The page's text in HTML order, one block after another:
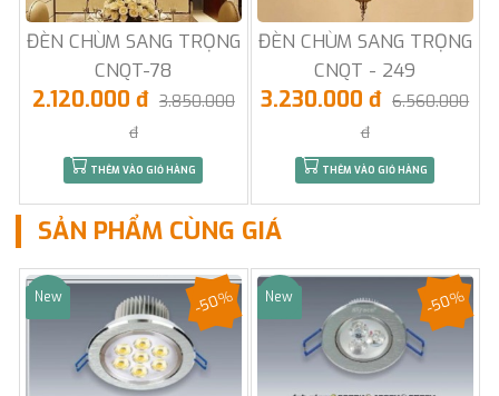
ĐÈN CHÙM SANG TRỌNG
CNQT-78
2.120.000 đ 3.850.000
đ
THÊM VÀO GIỎ HÀNG
ĐÈN CHÙM SANG TRỌNG
CNQT - 249
3.230.000 đ 6.560.000
đ
THÊM VÀO GIỎ HÀNG
SẢN PHẨM CÙNG GIÁ
Sale
New -50% Sale
New -50%